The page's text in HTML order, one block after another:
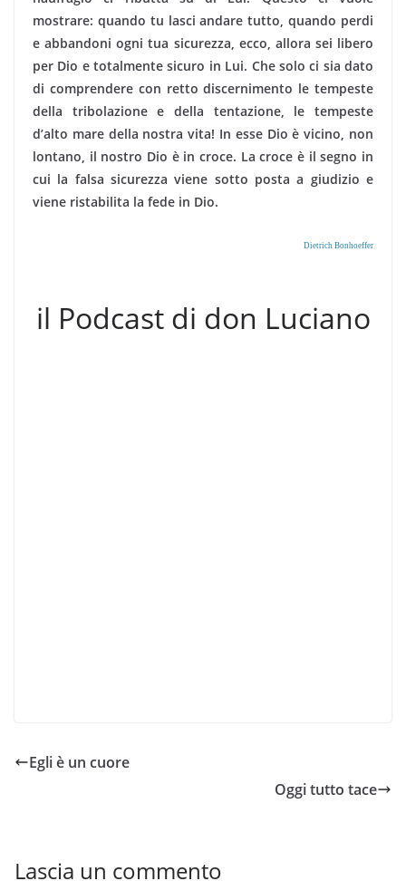
mostrare: quando tu lasci andare tutto, quando perdi
e abbandoni ogni tua sicurezza, ecco, allora sei libero
per Dio e totalmente sicuro in Lui. Che solo ci sia dato
di comprendere con retto discernimento le tempeste
della tribolazione e della tentazione, le tempeste
d’alto mare della nostra vita! In esse Dio è vicino, non
lontano, il nostro Dio è in croce. La croce è il segno in
cui la falsa sicurezza viene sotto posta a giudizio e
viene ristabilita la fede in Dio.
Dietrich Bonhoeffer
il Podcast di don Luciano
Egli è un cuore
Oggi tutto tace
Lascia un commento